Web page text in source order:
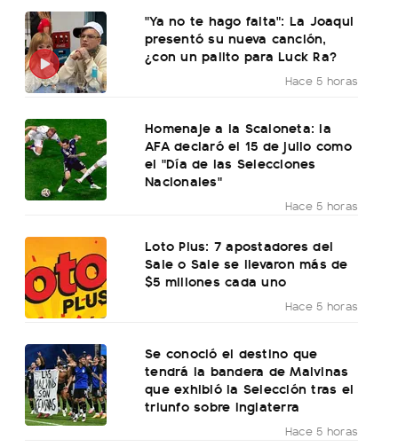
"Ya no te hago falta": La Joaqui
presentó su nueva canción,
¿con un palito para Luck Ra?
Hace 5 horas
Homenaje a la Scaloneta: la
AFA declaró el 15 de julio como
el "Día de las Selecciones
Nacionales"
Hace 5 horas
Loto Plus: 7 apostadores del
Sale o Sale se llevaron más de
$5 millones cada uno
Hace 5 horas
Se conoció el destino que
tendrá la bandera de Malvinas
que exhibió la Selección tras el
triunfo sobre Inglaterra
Hace 5 horas